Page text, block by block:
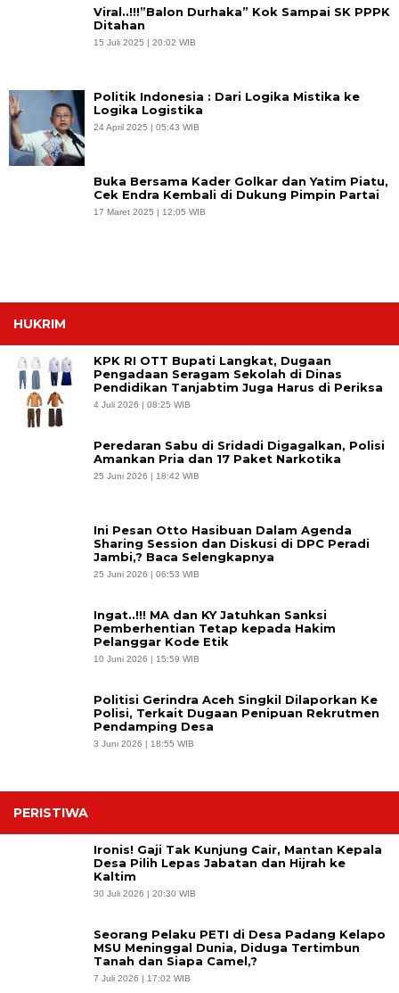
Viral..!!!”Balon Durhaka” Kok Sampai SK PPPK
Ditahan
15 Juli 2025 | 20:02 WIB
Politik Indonesia : Dari Logika Mistika ke
Logika Logistika
24 April 2025 | 05:43 WIB
Buka Bersama Kader Golkar dan Yatim Piatu,
Cek Endra Kembali di Dukung Pimpin Partai
17 Maret 2025 | 12:05 WIB
HUKRIM
KPK RI OTT Bupati Langkat, Dugaan
Pengadaan Seragam Sekolah di Dinas
Pendidikan Tanjabtim Juga Harus di Periksa
4 Juli 2026 | 08:25 WIB
Peredaran Sabu di Sridadi Digagalkan, Polisi
Amankan Pria dan 17 Paket Narkotika
25 Juni 2026 | 18:42 WIB
Ini Pesan Otto Hasibuan Dalam Agenda
Sharing Session dan Diskusi di DPC Peradi
Jambi,? Baca Selengkapnya
25 Juni 2026 | 06:53 WIB
Ingat..!!! MA dan KY Jatuhkan Sanksi
Pemberhentian Tetap kepada Hakim
Pelanggar Kode Etik
10 Juni 2026 | 15:59 WIB
Politisi Gerindra Aceh Singkil Dilaporkan Ke
Polisi, Terkait Dugaan Penipuan Rekrutmen
Pendamping Desa
3 Juni 2026 | 18:55 WIB
PERISTIWA
Ironis! Gaji Tak Kunjung Cair, Mantan Kepala
Desa Pilih Lepas Jabatan dan Hijrah ke
Kaltim
30 Juli 2026 | 20:30 WIB
Seorang Pelaku PETI di Desa Padang Kelapo
MSU Meninggal Dunia, Diduga Tertimbun
Tanah dan Siapa Camel,?
7 Juli 2026 | 17:02 WIB